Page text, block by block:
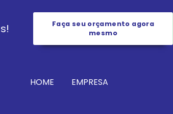
Faça seu orçamento agora
mesmo
HOME EMPRESA